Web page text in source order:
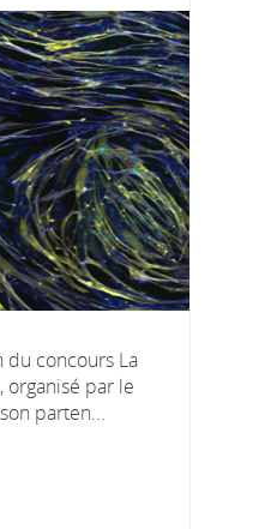
du concours La
organisé par le
son parten...